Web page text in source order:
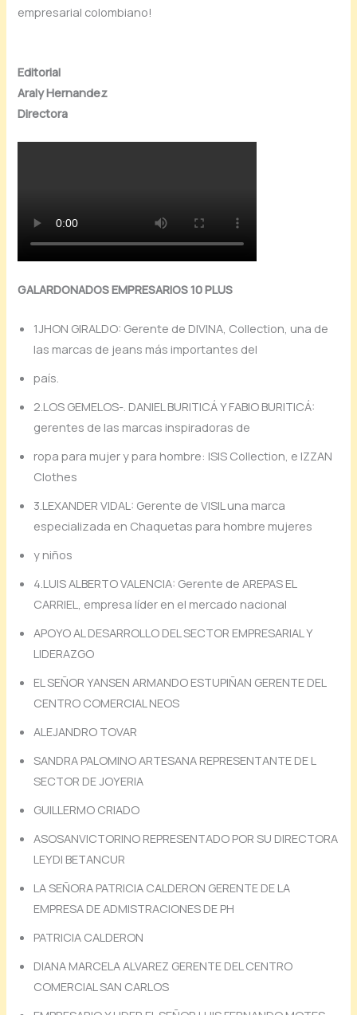
empresarial colombiano!
Editorial
Araly Hernandez
Directora
GALARDONADOS EMPRESARIOS 10 PLUS
1JHON GIRALDO: Gerente de DIVINA, Collection, una de
las marcas de jeans más importantes del
país.
2.LOS GEMELOS-. DANIEL BURITICÁ Y FABIO BURITICÁ:
gerentes de las marcas inspiradoras de
ropa para mujer y para hombre: ISIS Collection, e IZZAN
Clothes
3.LEXANDER VIDAL: Gerente de VISIL una marca
especializada en Chaquetas para hombre mujeres
y niños
4.LUIS ALBERTO VALENCIA: Gerente de AREPAS EL
CARRIEL, empresa líder en el mercado nacional
APOYO AL DESARROLLO DEL SECTOR EMPRESARIAL Y
LIDERAZGO
EL SEÑOR YANSEN ARMANDO ESTUPIÑAN GERENTE DEL
CENTRO COMERCIAL NEOS
ALEJANDRO TOVAR
SANDRA PALOMINO ARTESANA REPRESENTANTE DE L
SECTOR DE JOYERIA
GUILLERMO CRIADO
ASOSANVICTORINO REPRESENTADO POR SU DIRECTORA
LEYDI BETANCUR
LA SEÑORA PATRICIA CALDERON GERENTE DE LA
EMPRESA DE ADMISTRACIONES DE PH
PATRICIA CALDERON
DIANA MARCELA ALVAREZ GERENTE DEL CENTRO
COMERCIAL SAN CARLOS